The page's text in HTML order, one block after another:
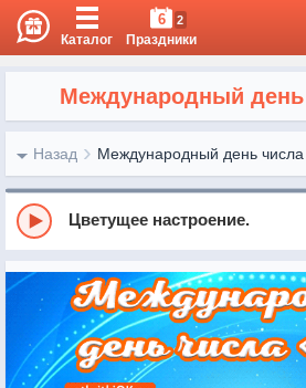
Каталог
6 2
Праздники
Международный
Назад Международный день
Цветущее настроение.